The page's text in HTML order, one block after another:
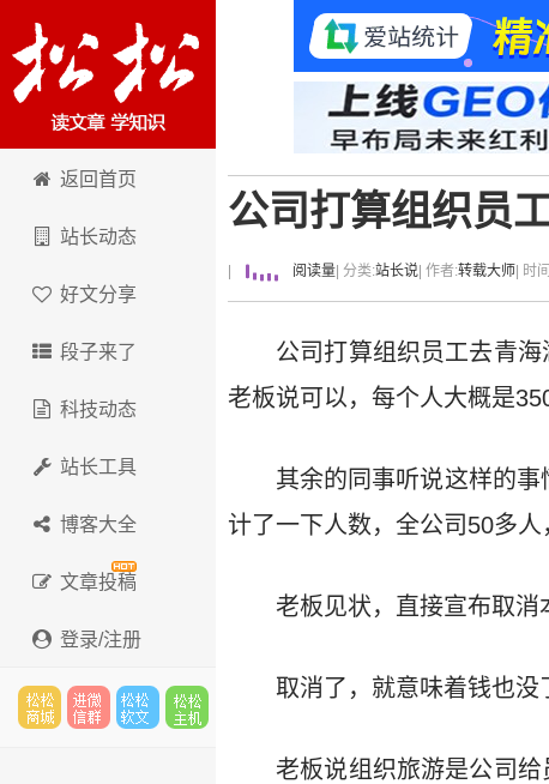
卢松松博客
返回首页
站长动态
好文分享
段子来了
科技动态
站长工具
博客大全
文章投稿
登录/注册
公司打算组织员
阅读量 | 分类:站长说 | 作者:转载大师 | 时
公司打算组织员工去青
老板说可以，每个人大概是
其余的同事听说这样的
计了一下人数，全公司50多人
老板见状，直接宣布取消
取消了，就意味着钱也
老板说组织旅游是公司